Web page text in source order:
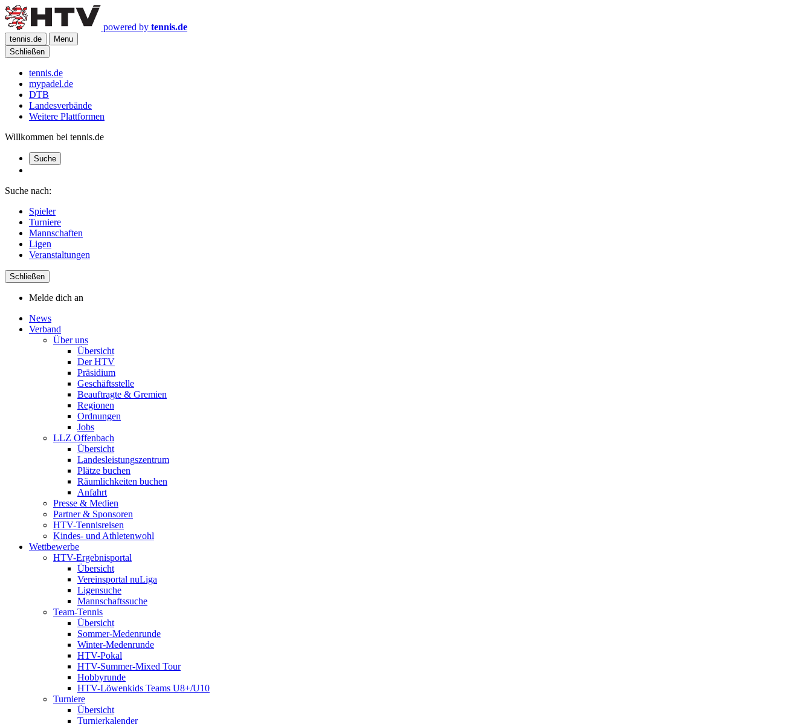
powered by tennis.de
tennis.de
Menu
Schließen
tennis.de
mypadel.de
DTB
Landesverbände
Weitere Plattformen
Willkommen bei tennis.de
Suche
Suche nach:
Spieler
Turniere
Mannschaften
Ligen
Veranstaltungen
Schließen
Melde dich an
News
Verband
Über uns
Übersicht
Der HTV
Präsidium
Geschäftsstelle
Beauftragte & Gremien
Regionen
Ordnungen
Jobs
LLZ Offenbach
Übersicht
Landesleistungszentrum
Plätze buchen
Räumlichkeiten buchen
Anfahrt
Presse & Medien
Partner & Sponsoren
HTV-Tennisreisen
Kindes- und Athletenwohl
Wettbewerbe
HTV-Ergebnisportal
Übersicht
Vereinsportal nuLiga
Ligensuche
Mannschaftssuche
Team-Tennis
Übersicht
Sommer-Medenrunde
Winter-Medenrunde
HTV-Pokal
HTV-Summer-Mixed Tour
Hobbyrunde
HTV-Löwenkids Teams U8+/U10
Turniere
Übersicht
Turnierkalender